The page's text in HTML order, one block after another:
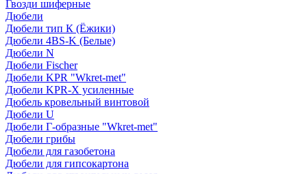
Гвозди шиферные
Дюбели
Дюбели тип К (Ёжики)
Дюбели 4BS-K (Белые)
Дюбели N
Дюбели Fischer
Дюбели KPR "Wkret-met"
Дюбели KPR-Х усиленные
Дюбель кровельный винтовой
Дюбели U
Дюбели Г-образные "Wkret-met"
Дюбели грибы
Дюбели для газобетона
Дюбели для гипсокартона